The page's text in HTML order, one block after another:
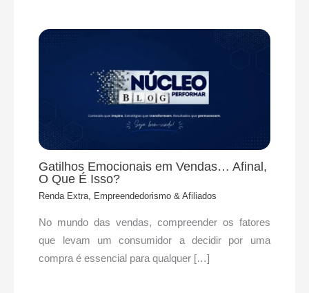
Gatilhos Emocionais em Vendas… Afinal,
O Que É Isso?
Renda Extra, Empreendedorismo & Afiliados
No mundo das vendas, compreender os fatores
que levam um consumidor a decidir por uma
compra é essencial para qualquer […]